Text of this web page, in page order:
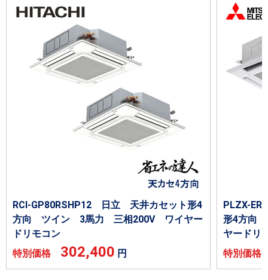
RCI-GP80RSHP12 日立 天井カセット形4
方向 ツイン 3馬力 三相200V ワイヤー
ドリモコン
特別価格 302,400 円
PLZX-
形4方向
ヤードリ
特別価